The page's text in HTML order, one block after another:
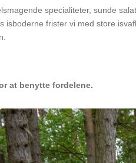
specialiteter, sunde
frister vi med store
at benytte fordelene.